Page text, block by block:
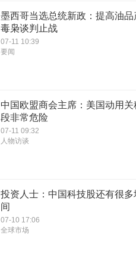
墨西哥当选总统新政：提高油品
毒枭谈判止战
07-11 10:39
要闻
中国欧盟商会主席：美国动用关
段非常危险
07-11 09:32
人物访谈
投资人士：中国科技股还有很多
间
07-10 17:06
全球市场